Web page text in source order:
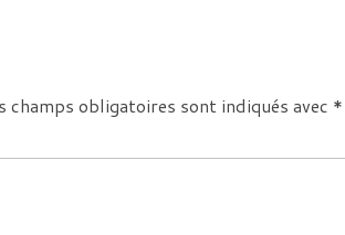
champs obligatoires sont indiqués avec *